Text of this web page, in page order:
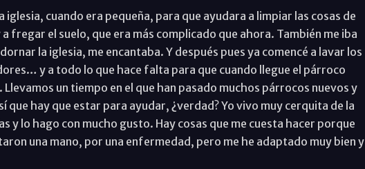
iglesia, cuando era pequeña, para que ayudara a limpiar las cosas de
fregar el suelo, que era más complicado que ahora. También me iba
la iglesia, me encantaba. Y después pues ya comencé a lavar los
y a todo lo que hace falta para que cuando llegue el párroco
un tiempo en el que han pasado muchos párrocos nuevos y
que hay que estar para ayudar, ¿verdad? Yo vivo muy cerquita de la
y lo hago con mucho gusto. Hay cosas que me cuesta hacer porque
una mano, por una enfermedad, pero me he adaptado muy bien y